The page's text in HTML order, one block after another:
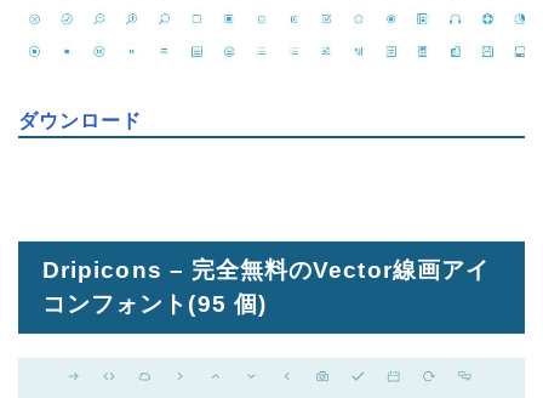
ダウンロード
Dripicons – 完全無料のVector線画アイ
コンフォント (95 個)